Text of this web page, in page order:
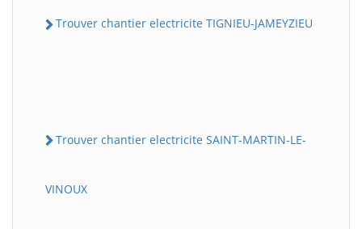
Trouver chantier electricite TIGNIEU-JAMEYZIEU
Trouver chantier electricite SAINT-MARTIN-LE-
VINOUX